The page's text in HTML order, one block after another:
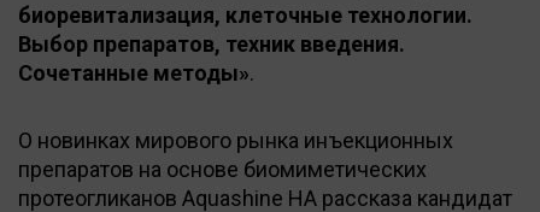
биоревитализация, клеточные технологии.
Выбор препаратов, техник введения.
Сочетанные методы».
О новинках мирового рынка инъекционных
препаратов на основе биомиметических
протеогликанов Aquashine HA рассказа кандидат